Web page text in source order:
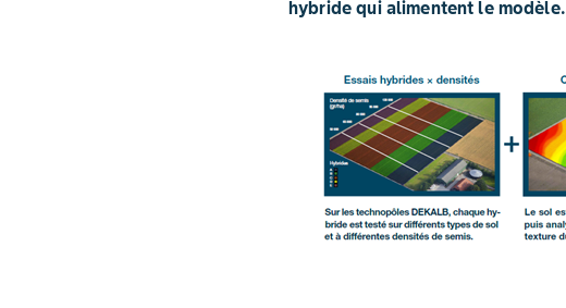
hybride qui alimentent le modèle.